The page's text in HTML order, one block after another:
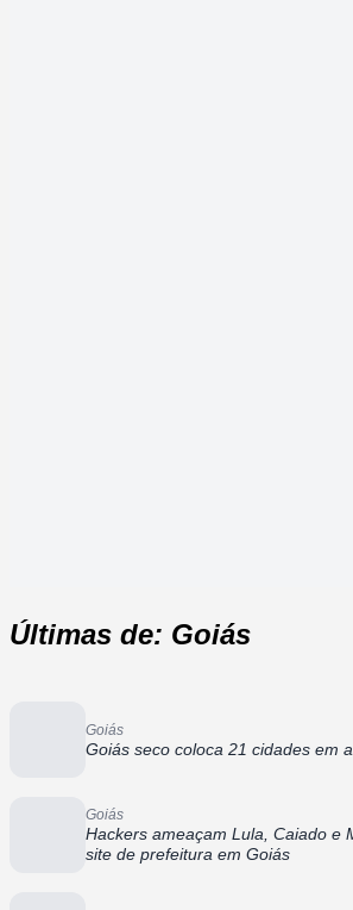
Últimas de: Goiás
Goiás
Goiás seco coloca 21 cidades em
Goiás
Hackers ameaçam Lula, Caiado e
site de prefeitura em Goiás